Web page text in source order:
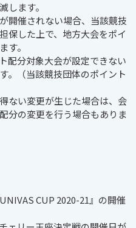
します。
開催されない場合、当該競技
保した上で、地方大会をポイ
す。
配分対象大会が設定できない
。（当該競技団体のポイント
ない変更が生じた場合は、会
分の変更を行う場合もありま
CUP 2020-21』の開催